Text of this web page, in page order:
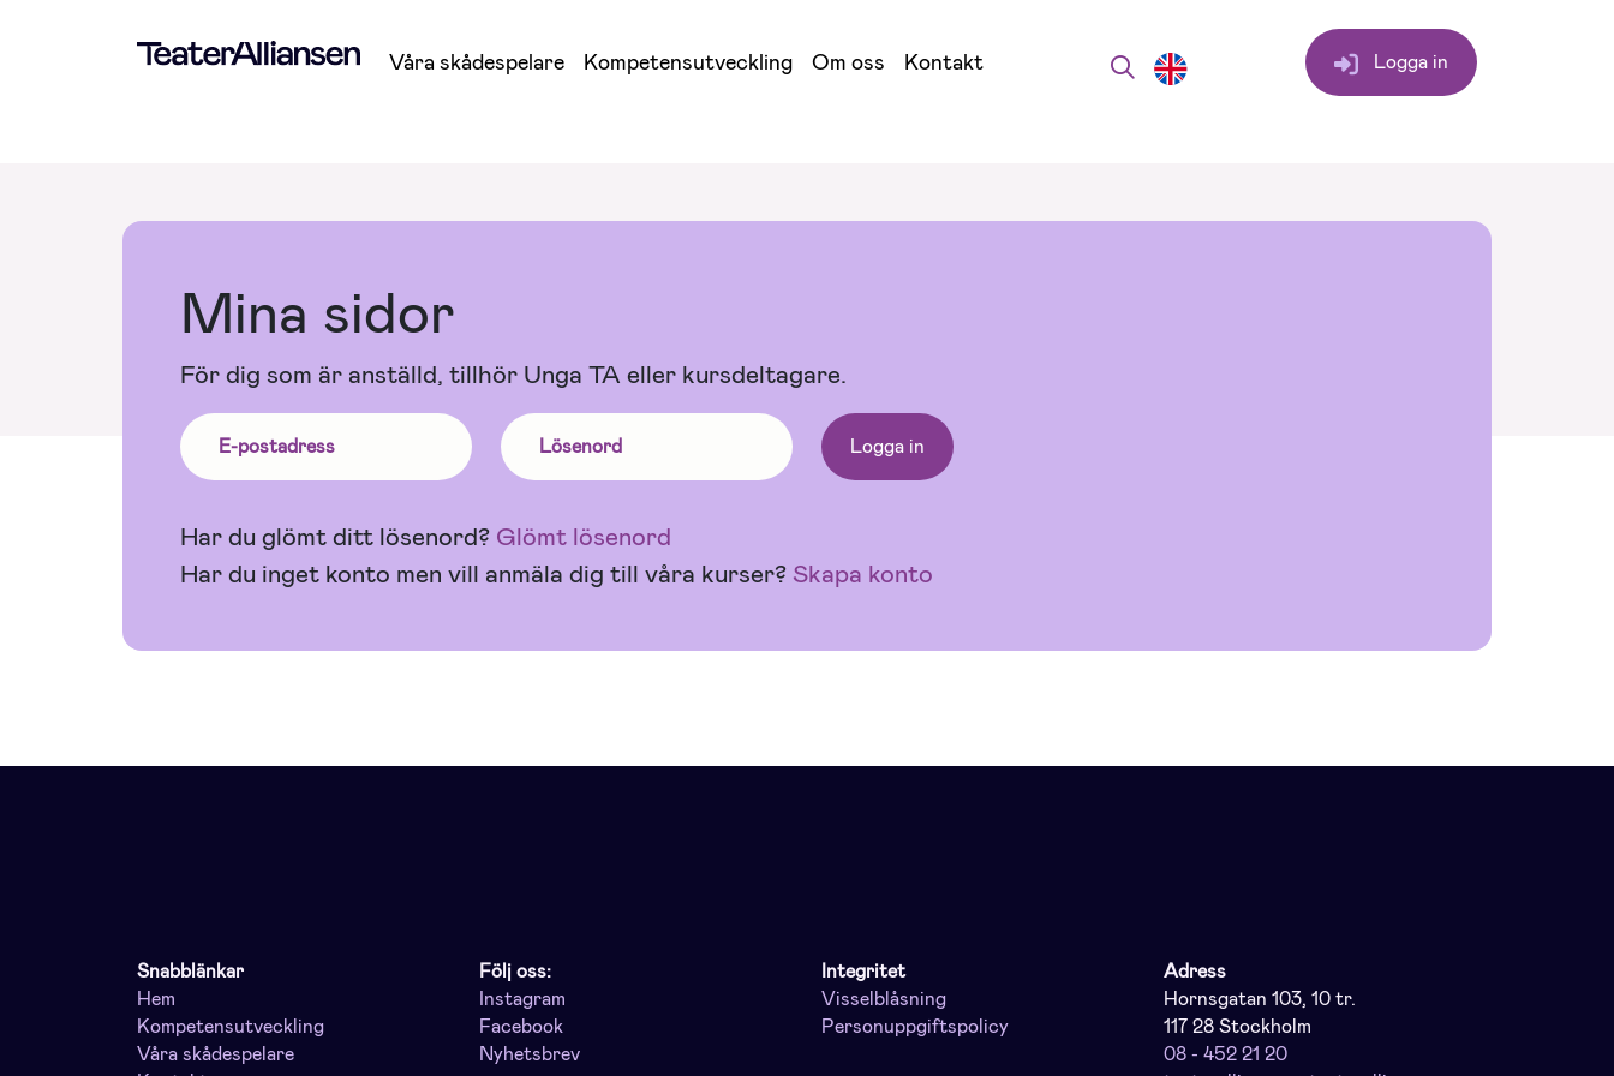
Våra skådespelare Kompetensutveckling Om oss Kontakt Logga in
Mina sidor
För dig som är anställd, tillhör Unga TA eller kursdeltagare.
Har du glömt ditt lösenord? Glömt lösenord
Har du inget konto men vill anmäla dig till våra kurser? Skapa konto
Snabblänkar
Hem
Kompetensutveckling
Våra skådespelare
Följ oss:
Instagram
Facebook
Nyhetsbrev
Integritet
Visselblåsning
Personuppgiftspolicy
Adress
Hornsgatan 103, 10 tr.
117 28 Stockholm
08 - 452 21 20